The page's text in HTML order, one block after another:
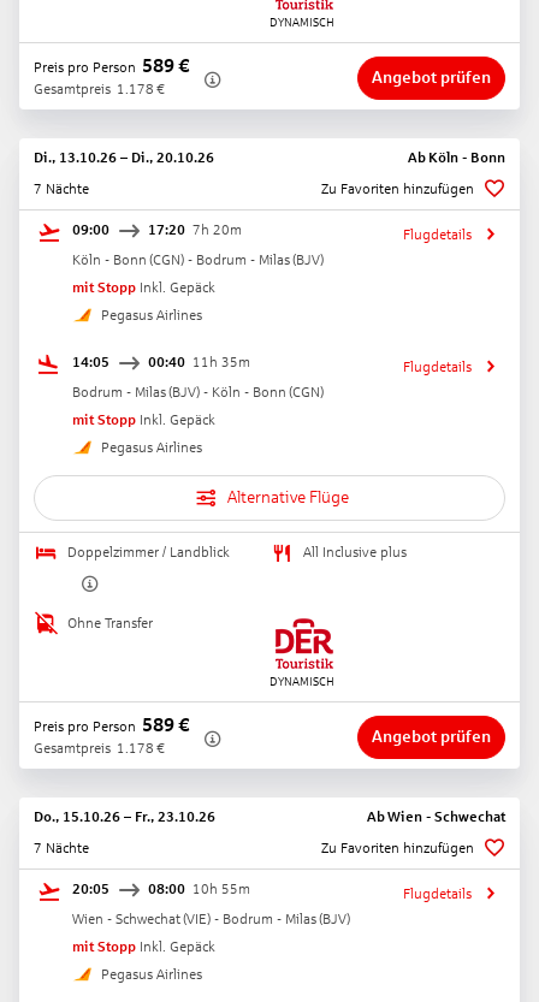
Preis pro Person 589€
Gesamtpreis 1.178 €
Angebot prüfen
Di., 13.10.26 – Di., 20.10.26 Ab Köln - Bonn
7 Nächte
Zu Favoriten hinzufügen
09:00 17:20 7h 20m
Köln - Bonn (CGN) - Bodrum - Milas(BJV)
mit Stopp Inkl. Gepäck
Pegasus Airlines
Flugdetails
14:05 00:40 11h 35m
Bodrum - Milas(BJV) - Köln - Bonn (CGN)
mit Stopp Inkl. Gepäck
Pegasus Airlines
Flugdetails
Alternative Flüge
Doppelzimmer / Landblick All Inclusive plus
Ohne Transfer
Preis pro Person 589€
Gesamtpreis 1.178 €
Angebot prüfen
Do., 15.10.26 – Fr., 23.10.26 AbWien - Schwechat
7 Nächte
Zu Favoriten hinzufügen
20:05 08:00 10h 55m
Wien - Schwechat(VIE) - Bodrum - Milas(BJV)
mit Stopp Inkl. Gepäck
Pegasus Airlines
Flugdetails